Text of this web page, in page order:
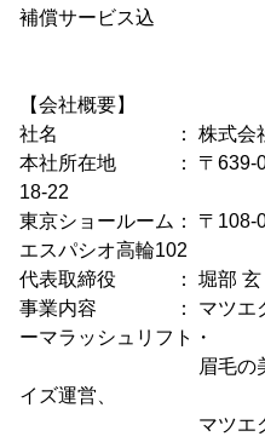
補償サービス込
【会社概要】
社名 ： 株式会社
本社所在地 ： 〒639-
18-22
東京ショールーム： 〒
エスパシオ高輪102
代表取締役 ： 堀部 玄
事業内容 ： マツエク
ーマラッシュリフト・
眉毛の美容サロ
イズ運営、
マツエク商材の